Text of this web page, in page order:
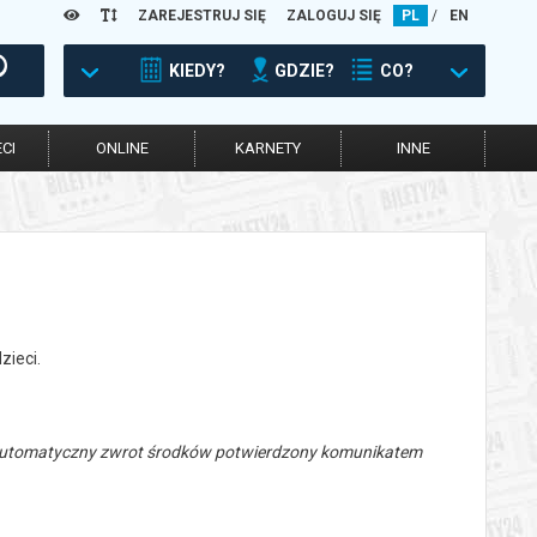
ZAREJESTRUJ SIĘ ZALOGUJ SIĘ PL / EN
KIEDY? GDZIE? CO?
ONLINE KARNETY INNE
zwrot środków potwierdzony komunikatem